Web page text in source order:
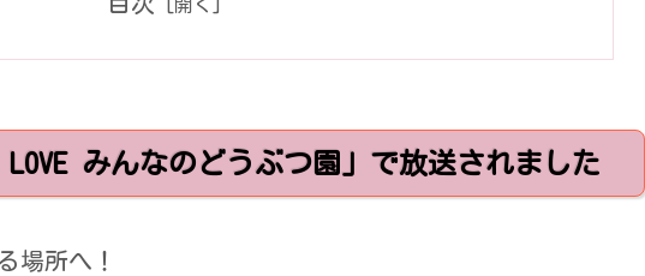
みんなのどうぶつ園」で放送されました
場所へ！